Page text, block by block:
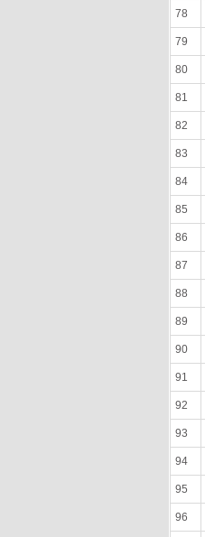
78
79
80
81
82
83
84
85
86
87
88
89
90
91
92
93
94
95
96